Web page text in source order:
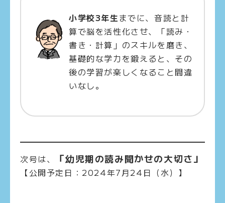
小学校3年生までに、音読と計
算で脳を活性化させ、「読み・
書き・計算」のスキルを磨き、
基礎的な学力を鍛えると、その
後の学習が楽しくなること間違
いなし。
次号は、 「幼児期の読み聞かせの大切さ」
【公開予定日：2024年7月24日（水）】